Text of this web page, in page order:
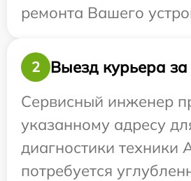
ремонта Вашего
2
Выезд курьера
Сервисный инженер
указанному адресу
диагностики техники
потребуется